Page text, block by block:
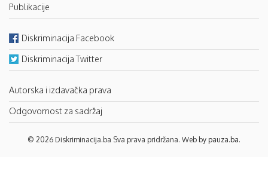
Publikacije
Diskriminacija Facebook
Diskriminacija Twitter
Autorska i izdavačka prava
Odgovornost za sadržaj
© 2026 Diskriminacija.ba Sva prava pridržana. Web by pauza.ba.